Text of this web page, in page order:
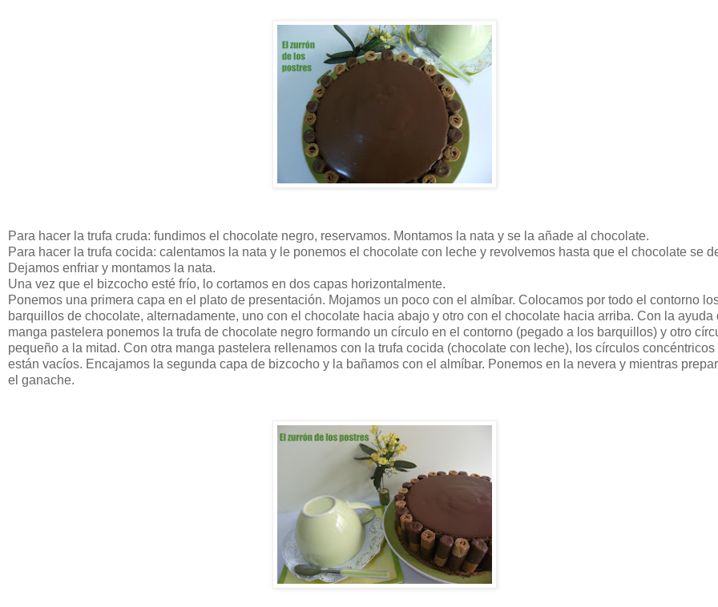
Para hacer la trufa cruda: fundimos el chocolate negro, reservamos. Montamos la nata y se la añade al chocolate.
Para hacer la trufa cocida: calentamos la nata y le ponemos el chocolate con leche y revolvemos hasta que el chocolate se
Dejamos enfriar y montamos la nata.
Una vez que el bizcocho esté frío, lo cortamos en dos capas horizontalmente.
Ponemos una primera capa en el plato de presentación. Mojamos un poco con el almíbar. Colocamos por todo el contorno
barquillos de chocolate, alternadamente, uno con el chocolate hacia abajo y otro con el chocolate hacia arriba. Con la ayuda
manga pastelera ponemos la trufa de chocolate negro formando un círculo en el contorno (pegado a los barquillos) y otro
pequeño a la mitad. Con otra manga pastelera rellenamos con la trufa cocida (chocolate con leche), los círculos concéntricos
están vacíos. Encajamos la segunda capa de bizcocho y la bañamos con el almíbar. Ponemos en la nevera y mientras
el ganache.